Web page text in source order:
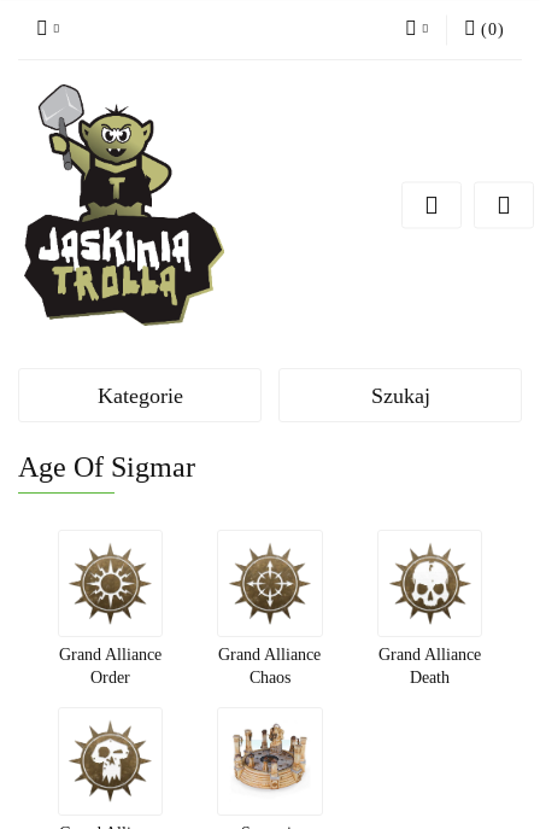
(0)
Kategorie Szukaj
Age Of Sigmar
Grand Alliance
Order
Grand Alliance
Chaos
Grand Alliance
Death